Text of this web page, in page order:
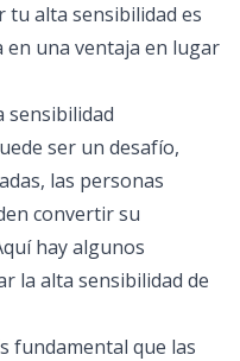
tu alta sensibilidad es
una ventaja en lugar
sensibilidad
ser un desafío,
las personas
convertir su
hay algunos
la alta sensibilidad de
fundamental que las